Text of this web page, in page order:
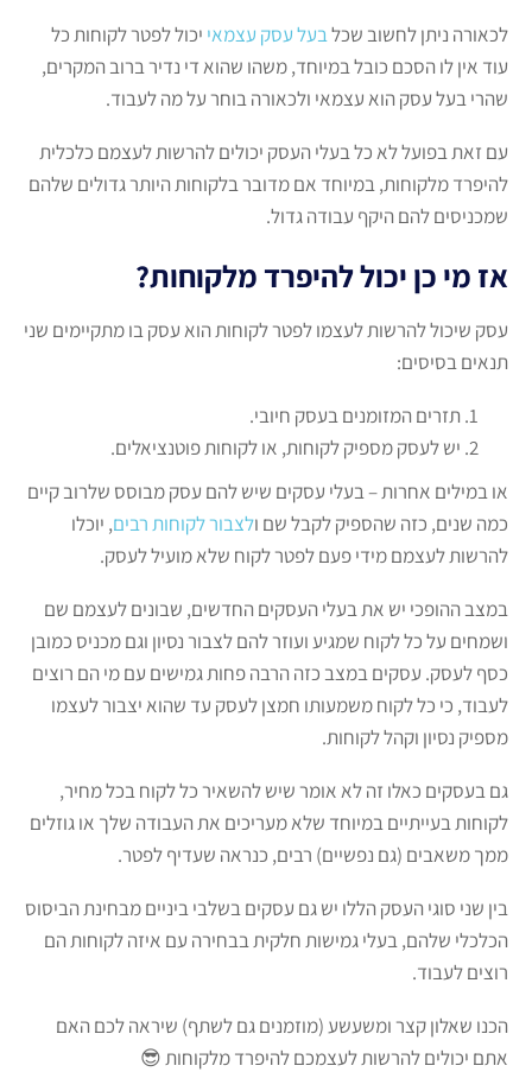
לכאורה ניתן לחשוב שכלבעל עסק עצמאי יכול לפטר לקוחות כל
עוד אין לו הסכם כובל במיוחד, משהו שהוא די נדיר ברוב המקרים,
שהרי בעל עסק הוא עצמאי ולכאורה בוחר על מה לעבוד.
עם זאת בפועל לא כל בעלי העסק יכולים להרשות לעצמם כלכלית
להיפרד מלקוחות, במיוחד אם מדובר בלקוחות היותר גדולים שלהם
שמכניסים להם היקף עבודה גדול.
אז מי כן יכול להיפרד מלקוחות?
עסק שיכול להרשות לעצמו לפטר לקוחות הוא עסק בו מתקיימים שני
תנאים בסיסים:
תזרים המזומנים בעסק חיובי.
יש לעסק מספיק לקוחות, או לקוחות פוטנציאלים.
או במילים אחרות – בעלי עסקים שיש להם עסק מבוסס שלרוב קיים
כמה שנים, כזה שהספיק לקבל שם ולצבור לקוחות רבים, יוכלו
להרשות לעצמם מידי פעם לפטר לקוח שלא מועיל לעסק.
במצב ההופכי יש את בעלי העסקים החדשים, שבונים לעצמם שם
ושמחים על כל לקוח שמגיע ועוזר להם לצבור נסיון וגם מכניס כמובן
כסף לעסק. עסקים במצב כזה הרבה פחות גמישים עם מי הם רוצים
לעבוד, כי כל לקוח משמעותו חמצן לעסק עד שהוא יצבור לעצמו
מספיק נסיון וקהל לקוחות.
גם בעסקים כאלו זה לא אומר שיש להשאיר כל לקוח בכל מחיר,
לקוחות בעייתיים במיוחד שלא מעריכים את העבודה שלך או גוזלים
ממך משאבים (גם נפשיים) רבים, כנראה שעדיף לפטר.
בין שני סוגי העסק הללו יש גם עסקים בשלבי ביניים מבחינת הביסוס
הכלכלי שלהם, בעלי גמישות חלקית בבחירה עם איזה לקוחות הם
רוצים לעבוד.
הכנו שאלון קצר ומשעשע (מוזמנים גם לשתף) שיראה לכם האם
אתם יכולים להרשות לעצמכם להיפרד מלקוחות 😎